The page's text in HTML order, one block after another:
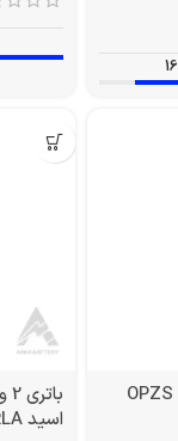
16
اسید VRLA